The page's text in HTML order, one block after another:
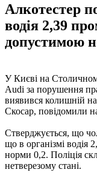
Алкотестер
водія 2,39
допустимою
У Києві на
Audi за порушення
виявився колишній
Скосар, повідомили
Стверджується, що
що в організмі водія
норми 0,2. Поліція
нетверезому стані.